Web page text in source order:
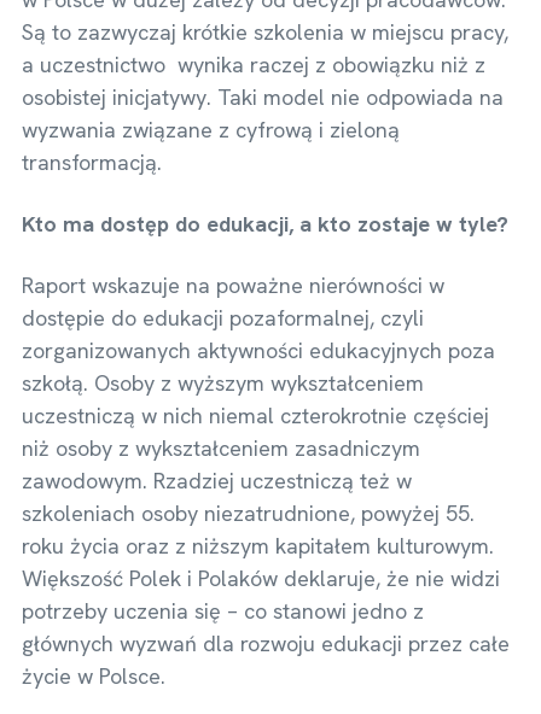
Są to zazwyczaj krótkie szkolenia w miejscu pracy,
a uczestnictwo wynika raczej z obowiązku niż z
osobistej inicjatywy. Taki model nie odpowiada na
wyzwania związane z cyfrową i zieloną
transformacją.
Kto ma dostęp do edukacji, a kto zostaje w tyle?
Raport wskazuje na poważne nierówności w
dostępie do edukacji pozaformalnej, czyli
zorganizowanych aktywności edukacyjnych poza
szkołą. Osoby z wyższym wykształceniem
uczestniczą w nich niemal czterokrotnie częściej
niż osoby z wykształceniem zasadniczym
zawodowym. Rzadziej uczestniczą też w
szkoleniach osoby niezatrudnione, powyżej 55.
roku życia oraz z niższym kapitałem kulturowym.
Większość Polek i Polaków deklaruje, że nie widzi
potrzeby uczenia się – co stanowi jedno z
głównych wyzwań dla rozwoju edukacji przez całe
życie w Polsce.